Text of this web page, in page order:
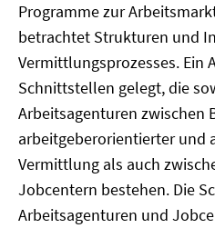
Programme zur
betrachtet Strukturen und
Vermittlungsprozesses. Ein
Schnittstellen gelegt, die
Arbeitsagenturen zwischen
arbeitgeberorientierter und
Vermittlung als auch
Jobcentern bestehen. Die
Arbeitsagenturen und